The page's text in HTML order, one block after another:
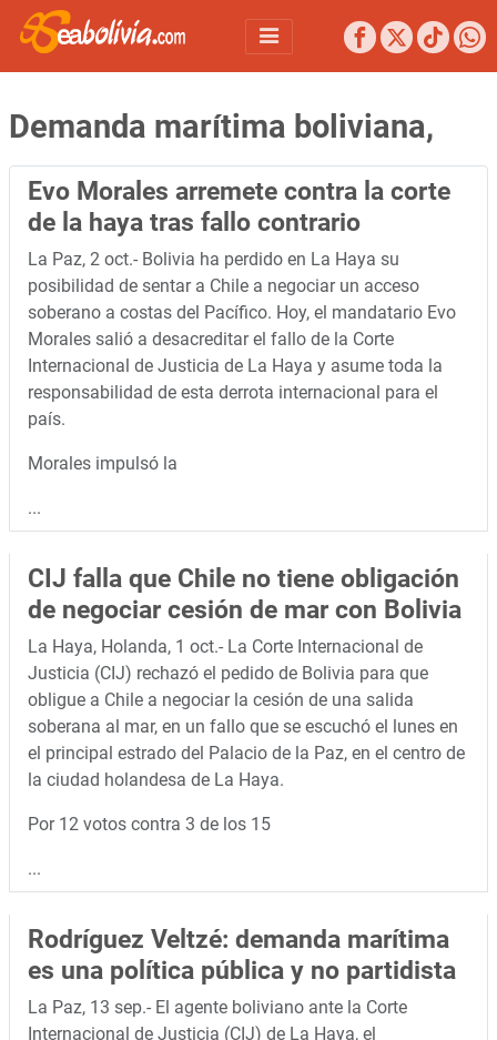
Demanda marítima boliviana,
Evo Morales arremete contra la corte
de la haya tras fallo contrario
La Paz, 2 oct.- Bolivia ha perdido en La Haya su
posibilidad de sentar a Chile a negociar un acceso
soberano a costas del Pacífico. Hoy, el mandatario Evo
Morales salió a desacreditar el fallo de la Corte
Internacional de Justicia de La Haya y asume toda la
responsabilidad de esta derrota internacional para el
país.
Morales impulsó la
...
CIJ falla que Chile no tiene obligación
de negociar cesión de mar con Bolivia
La Haya, Holanda, 1 oct.- La Corte Internacional de
Justicia (CIJ) rechazó el pedido de Bolivia para que
obligue a Chile a negociar la cesión de una salida
soberana al mar, en un fallo que se escuchó el lunes en
el principal estrado del Palacio de la Paz, en el centro de
la ciudad holandesa de La Haya.
Por 12 votos contra 3 de los 15
...
Rodríguez Veltzé: demanda marítima
es una política pública y no partidista
La Paz, 13 sep.- El agente boliviano ante la Corte
Internacional de Justicia (CIJ) de La Haya, el